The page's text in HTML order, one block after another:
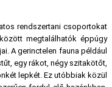
rendszertani csoportokat
megtalálhatók éppúgy
A gerinctelen fauna például
egy rákot, négy szitakötőt,
lepkét. Ez utóbbiak közül